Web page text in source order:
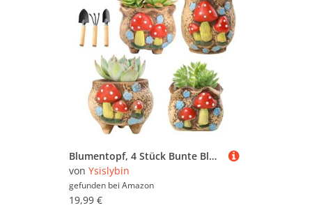
Blumentopf, 4 Stück Bunte Blumentöpfe In Pilzform Keramik Sukkulenten Töpfe mit 3 Schaufeln Handgezeichnete Süße Pflanzentopf für Vielzahl Kleiner Pflanzenarten Einschließlich Kaktus Künstliches Grün
von Ysislybin
gefunden bei Amazon
19,99 €